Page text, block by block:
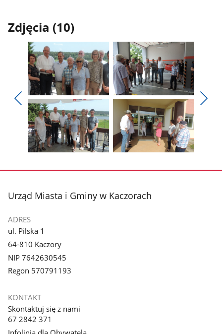
Zdjęcia (10)
Pokaż
poprzednie
zdjęcia
Pokaż
zdjęcie
1
z
galerii.
Pokaż
zdjęcie
galerii.
zdjęcie
galerii.
zdjęcie
galerii.
stopka
Urząd Miasta i Gminy w Kaczorach
ADRES
ul. Pilska 1
64-810 Kaczory
NIP 7642630545
Regon 570791193
KONTAKT
Skontaktuj się z nami
67 2842 371